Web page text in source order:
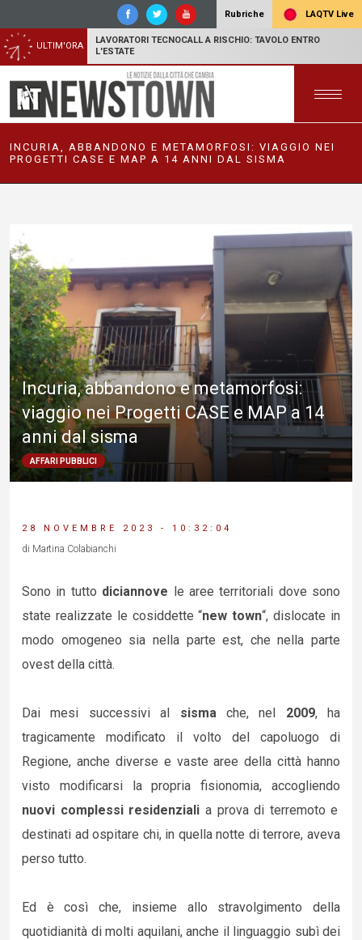
Rubriche LAQTV Live
ULTIM'ORA
LAVORATORI TECNOCALL A RISCHIO: TAVOLO ENTRO
L'ESTATE
INCURIA, ABBANDONO E METAMORFOSI: VIAGGIO NEI
PROGETTI CASE E MAP A 14 ANNI DAL SISMA
Incuria, abbandono e metamorfosi:
viaggio nei Progetti CASE e MAP a 14
anni dal sisma
AFFARI PUBBLICI
28 NOVEMBRE 2023 - 10:32:04
di Martina Colabianchi
Sono in tutto diciannove le aree territoriali dove sono
state realizzate le cosiddette “new town“, dislocate in
modo omogeneo sia nella parte est, che nella parte
ovest della città.
Dai mesi successivi al sisma che, nel 2009, ha
tragicamente modificato il volto del capoluogo di
Regione, anche diverse e vaste aree della città hanno
visto modificarsi la propria fisionomia, accogliendo
nuovi complessi residenziali a prova di terremoto e
destinati ad ospitare chi, in quella notte di terrore, aveva
perso tutto.
Ed è così che, insieme allo stravolgimento della
quotidianità di molti aquilani, anche il linguaggio subì dei